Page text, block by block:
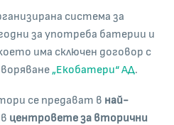
система за
за употреба батерии и
има сключен договор с
„Екобатери“ АД.
се предават в най-
центровете за вторични